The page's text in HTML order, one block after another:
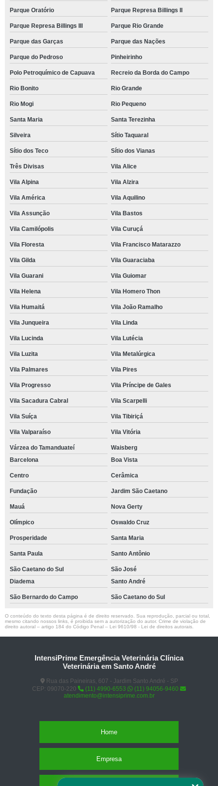
Parque Oratório Parque Represa Billings II
Parque Represa Billings III Parque Rio Grande
Parque das Garças Parque das Nações
Parque do Pedroso Pinheirinho
Polo Petroquímico de Capuava Recreio da Borda do Campo
Rio Bonito Rio Grande
Rio Mogi Rio Pequeno
Santa Maria Santa Terezinha
Silveira Sítio Taquaral
Sítio dos Teco Sítio dos Vianas
Três Divisas Vila Alice
Vila Alpina Vila Alzira
Vila América Vila Aquilino
Vila Assunção Vila Bastos
Vila Camilópolis Vila Curuçá
Vila Floresta Vila Francisco Matarazzo
Vila Gilda Vila Guaraciaba
Vila Guarani Vila Guiomar
Vila Helena Vila Homero Thon
Vila Humaitá Vila João Ramalho
Vila Junqueira Vila Linda
Vila Lucinda Vila Lutécia
Vila Luzita Vila Metalúrgica
Vila Palmares Vila Pires
Vila Progresso Vila Príncipe de Gales
Vila Sacadura Cabral Vila Scarpelli
Vila Suíça Vila Tibiriçá
Vila Valparaíso Vila Vitória
Várzea do Tamanduateí
Waisberg
Barcelona
Boa Vista
Centro Cerâmica
Fundação Jardim São Caetano
Mauá Nova Gerty
Olímpico Oswaldo Cruz
Prosperidade Santa Maria
Santa Paula Santo Antônio
São Caetano do Sul
São José
Diadema
Santo André
São Bernardo do Campo São Caetano do Sul
O conteúdo do texto desta página é de direito reservado. Sua reprodução, parcial ou total,
mesmo citando nossos links, é proibida sem a autorização do autor. Crime de violação de
direito autoral – artigo 184 do Código Penal – Lei 9610/98 - Lei de direitos autorais
IntensiPrime Emergência Veterinária Clínica
Veterinária em Santo André
Rua das Paineiras, 607 - Jardim Santo André - SP
CEP: 09070-220
(11) 4990-6553
(11) 94056-9460
atendimento@intensiprime.com.br
Home
Empresa